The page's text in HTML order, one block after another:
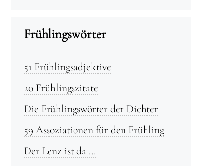
Frühlingswörter
51 Frühlingsadjektive
20 Frühlingszitate
Die Frühlingswörter der Dichter
59 Assoziationen für den Frühling
Der Lenz ist da …